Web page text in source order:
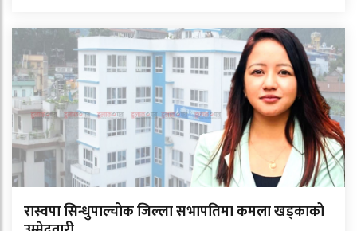
रास्वपा सिन्धुपाल्चोक जिल्ला सभापतिमा कमला खड्काको